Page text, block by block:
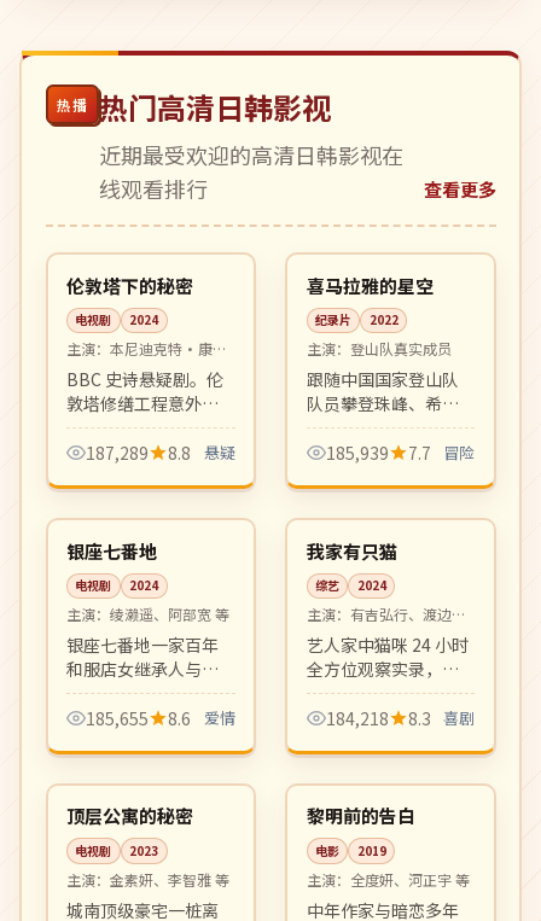
热播 热门高清日韩影视
近期最受欢迎的高清日韩影视在
线观看排行
查看更多
英国
4K 06:03
伦敦塔下的秘密
电视剧 2024
主演： 本尼迪克特·康伯
巴奇、奥利维娅·科尔曼
等
BBC 史诗悬疑剧。伦
敦塔修缮工程意外挖
出 17 世纪宫廷阴谋的
关键证物，历史学家
百年悬案。
187,289 8.8 悬疑
中国
4K 04:04
喜马拉雅的星空
纪录片 2022
主演： 登山队真实成员
跟随中国国家登山队
队员攀登珠峰、希夏
邦马等八千米高峰的
全过程纪录片。极地
录片的标杆之作。
185,939 7.7 冒险
日本
热播 04:15
银座七番地
电视剧 2024
主演： 绫濑遥、阿部宽 等
银座七番地一家百年
和服店女继承人与设
计师的现代职场爱
情。优雅怀旧氛围、
品质日剧。
185,655 8.6 爱情
日本
热播 16:50
我家有只猫
综艺 2024
主演： 有吉弘行、渡边直
美 等
艺人家中猫咪 24 小时
全方位观察实录，配
合主持人犀利吐槽。
治愈又搞笑，宠物综
184,218 8.3 喜剧
韩国
完结 21:59
顶层公寓的秘密
电视剧 2023
主演： 金素妍、李智雅 等
城南顶级豪宅一桩离
韩国
高分 99:56
黎明前的告白
电影 2019
主演： 全度妍、河正宇 等
中年作家与暗恋多年